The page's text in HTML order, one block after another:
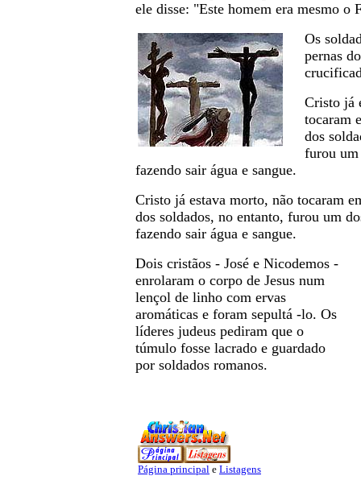
ele disse: "Este homem era mesmo o
Os
pernas
Cristo já
tocaram
dos
furou um
fazendo sair água e sangue.
Cristo já estava morto, não tocaram
dos soldados, no entanto, furou um
fazendo sair água e sangue.
Dois cristãos - José e Nicodemos -
enrolaram o corpo de Jesus num
lençol de linho com ervas
aromáticas e foram sepultá -lo. Os
líderes judeus pediram que o
túmulo fosse lacrado e guardado
por soldados romanos.
Página principal e Listagens